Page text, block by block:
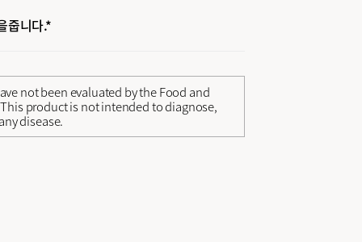
줍니다.*
not been evaluated by the Food and
product is not intended to diagnose,
disease.